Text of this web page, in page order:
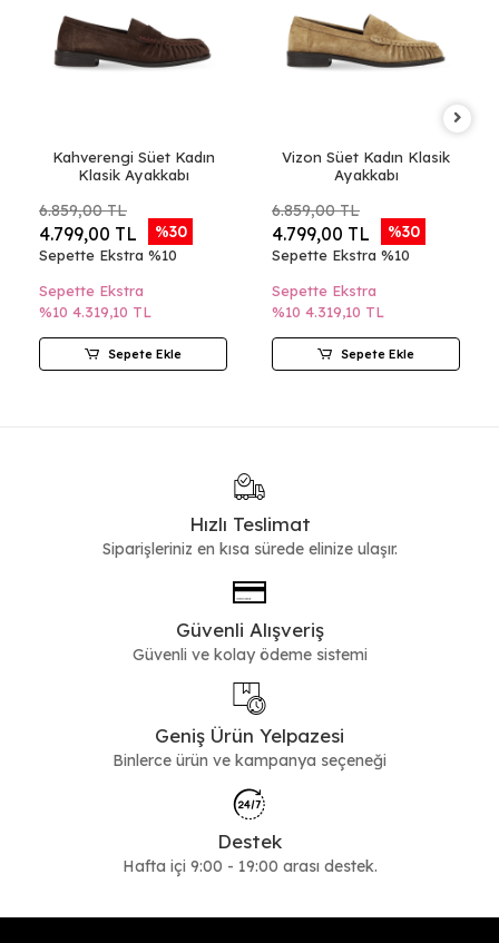
Kahverengi Süet Kadın
Klasik Ayakkabı
6.859,00 TL
4.799,00 TL %30
Sepette Ekstra %10
Sepette Ekstra
%10 4.319,10 TL
Sepete Ekle
Vizon Süet Kadın Klasik
Ayakkabı
6.859,00 TL
4.799,00 TL %30
Sepette Ekstra %10
Sepette Ekstra
%10 4.319,10 TL
Sepete Ekle
Hızlı Teslimat
Siparişleriniz en kısa sürede elinize ulaşır.
Güvenli Alışveriş
Güvenli ve kolay ödeme sistemi
Geniş Ürün Yelpazesi
Binlerce ürün ve kampanya seçeneği
Destek
Hafta içi 9:00 - 19:00 arası destek.